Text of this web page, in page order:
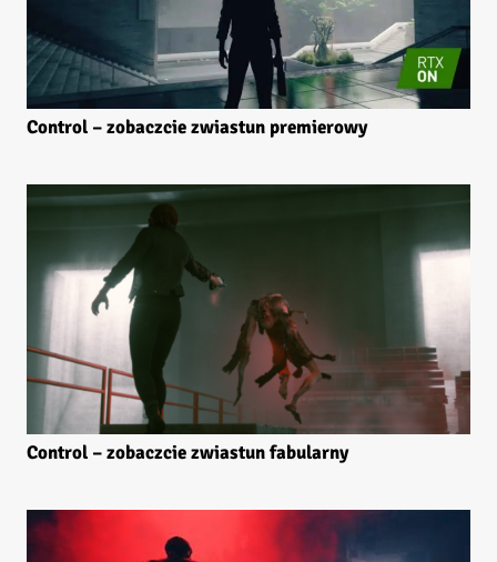
Control – zobaczcie zwiastun premierowy
Control – zobaczcie zwiastun fabularny